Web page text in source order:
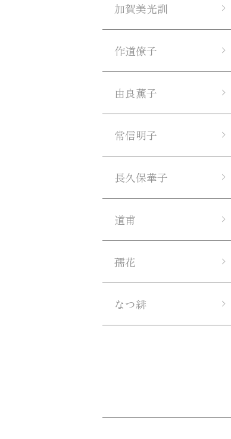
加賀美光訓
作道僚子
由良薫子
常信明子
長久保華子
道甫
孺花
なつ緋